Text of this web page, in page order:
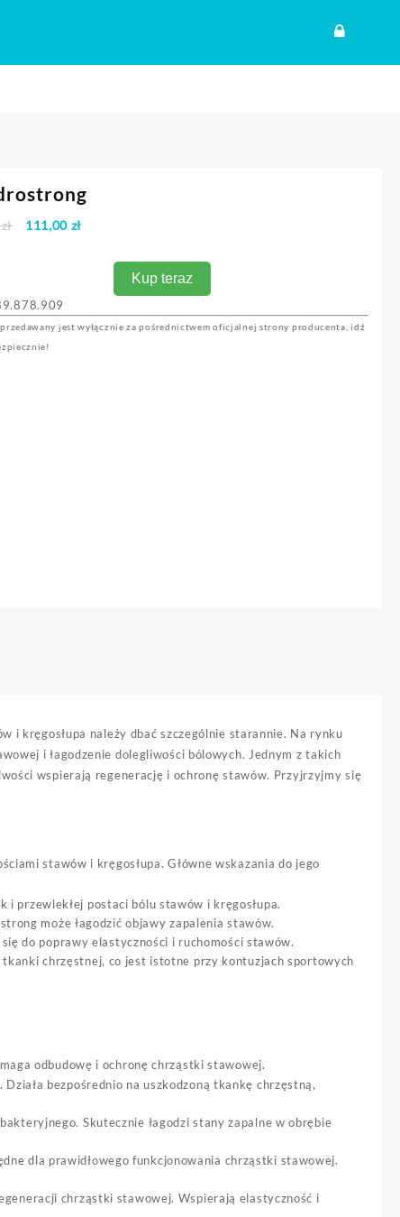
zł
Pierwotna
111,00 zł
wynosi:
111,00 zł.Kup teraz
jest wyłącznie za pośrednictwem oficjalnej strony producenta, idź
i kręgosłupa należy dbać szczególnie starannie. Na rynku
i łagodzenie dolegliwości bólowych. Jednym z takich
wspierają regenerację i ochronę stawów. Przyjrzyjmy się
stawów i kręgosłupa. Główne wskazania do jego
przewlekłej postaci bólu stawów i kręgosłupa.
może łagodzić objawy zapalenia stawów.
do poprawy elastyczności i ruchomości stawów.
chrzęstnej, co jest istotne przy kontuzjach sportowych
odbudowę i ochronę chrząstki stawowej.
bezpośrednio na uszkodzoną tkankę chrzęstną,
Skutecznie łagodzi stany zapalne w obrębie
dla prawidłowego funkcjonowania chrząstki stawowej.
chrząstki stawowej. Wspierają elastyczność i